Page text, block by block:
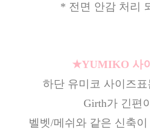
* 전면 안감 처리
★YUMIKO 사
하단 유미코 사이즈
Girth가 긴편
벨벳/메쉬와 같은 신축